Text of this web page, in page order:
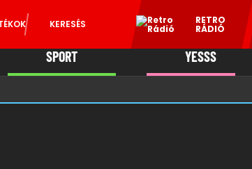
KERESÉS RETRO
RÁDIÓ
SPORT YESSS